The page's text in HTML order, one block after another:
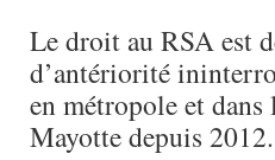
Le droit au RSA est
d’antériorité
en métropole et
Mayotte depuis